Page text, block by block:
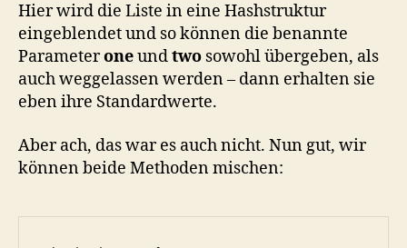
Hier wird die Liste in eine Hashstruktur
eingeblendet und so können die benannte
Parameteroneundtwo sowohl übergeben, als
auch weggelassen werden – dann erhalten sie
eben ihre Standardwerte.
Aber ach, das war es auch nicht. Nun gut, wir
können beide Methoden mischen: